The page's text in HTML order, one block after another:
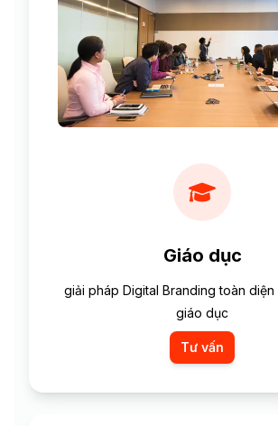
Giáo dục
giải pháp Digital Branding toàn
giáo dục
Tư vấn